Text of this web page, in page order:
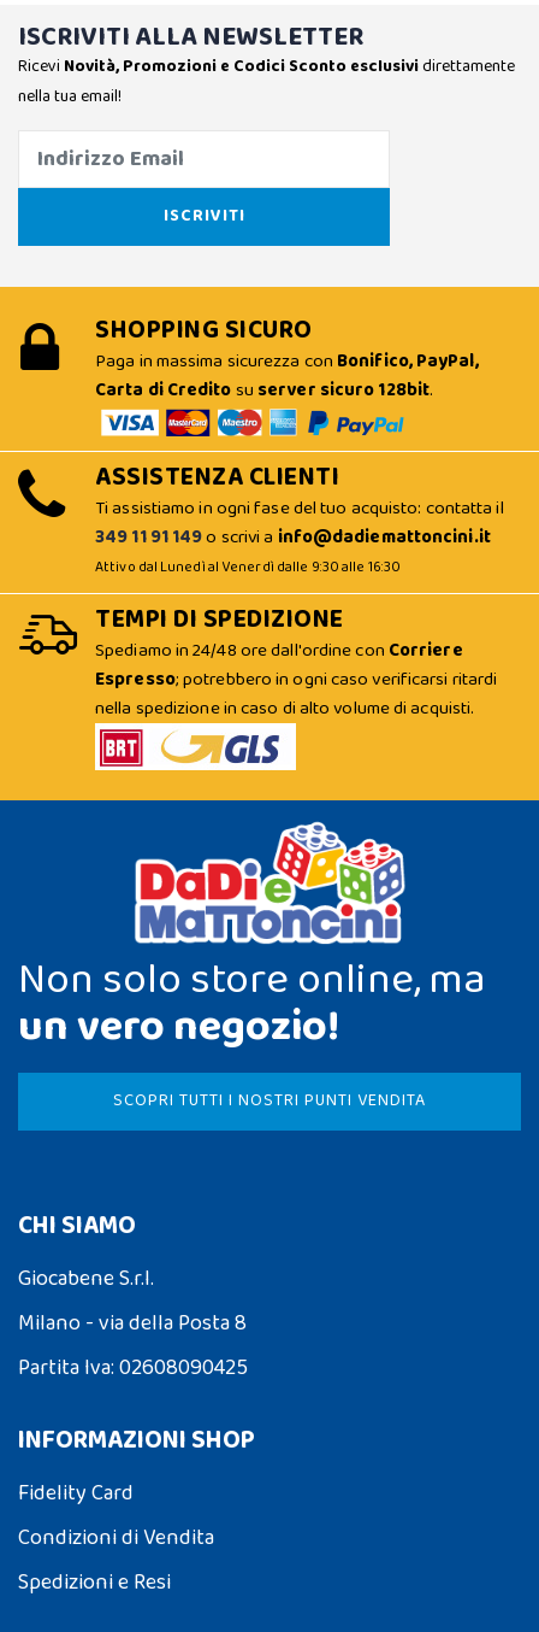
ISCRIVITI ALLA NEWSLETTER
Ricevi Novità, Promozioni e Codici Sconto esclusividirettamente
nella tua email!
SHOPPING SICURO
Paga in massima sicurezza con Bonifico, PayPal,
Carta di Creditosu server sicuro 128bit.
ASSISTENZA CLIENTI
Ti assistiamo in ogni fase del tuo acquisto: contatta il
349 11 91 149o scrivi a info@dadiemattoncini.it
Attivo dal Lunedì al Venerdì dalle 9:30 alle 16:30
TEMPI DI SPEDIZIONE
Spediamo in 24/48 ore dall'ordine con Corriere
Espresso; potrebbero in ogni caso verificarsi ritardi
nella spedizione in caso di alto volume di acquisti.
Non solo store online, ma
un vero negozio!
SCOPRI TUTTI I NOSTRI PUNTI VENDITA
CHI SIAMO
Giocabene S.r.l.
Milano - via della Posta 8
Partita Iva: 02608090425
INFORMAZIONI SHOP
Fidelity Card
Condizioni di Vendita
Spedizioni e Resi